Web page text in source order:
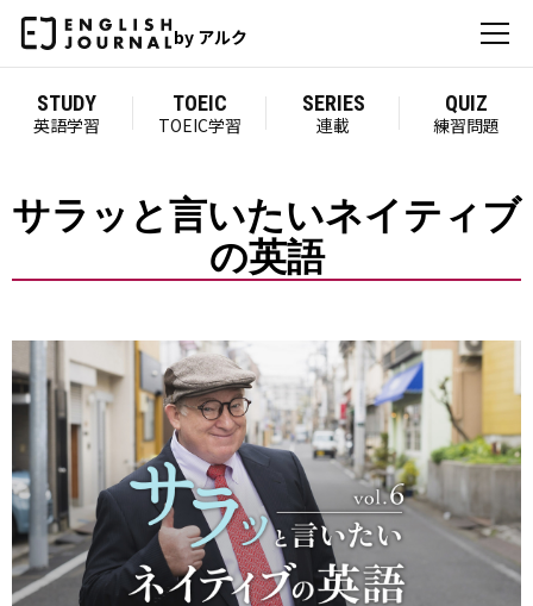
by アルク
STUDY
英語学習
TOEIC
TOEIC学習
SERIES
連載
QUIZ
練習問題
サラッと言いたいネイティブ
の英語